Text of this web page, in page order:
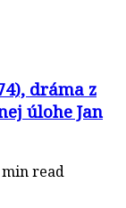
dráma z
úlohe Jan
min read